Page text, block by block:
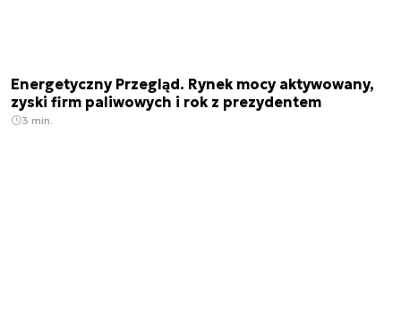
Energetyczny Przegląd. Rynek mocy aktywowany,
zyski firm paliwowych i rok z prezydentem
3 min.